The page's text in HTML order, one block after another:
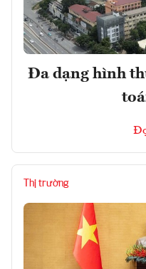
Đa dạng hình
Thị trường